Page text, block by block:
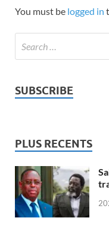
You must be logged in
SUBSCRIBE
PLUS RECENTS